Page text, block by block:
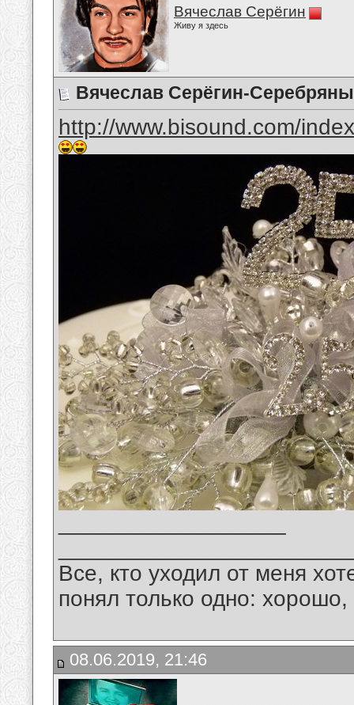
Вячеслав Серёгин
Живу я здесь
Вячеслав Серёгин-
http://www.bisound.com/
Все, кто уходил от меня
понял только одно:
08.06.2019, 21:46